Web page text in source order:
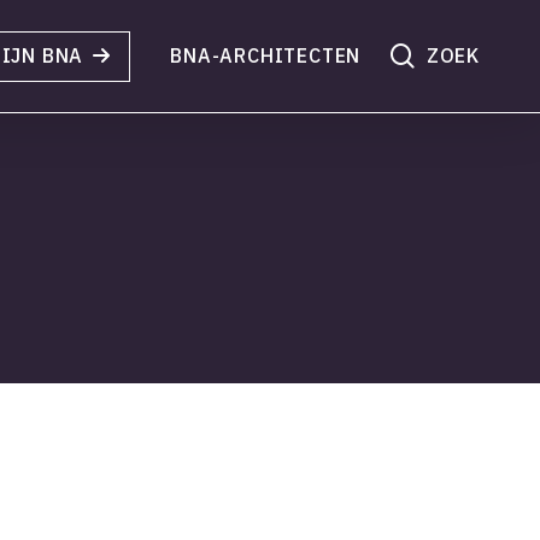
BNA BNA-ARCHITECTEN search